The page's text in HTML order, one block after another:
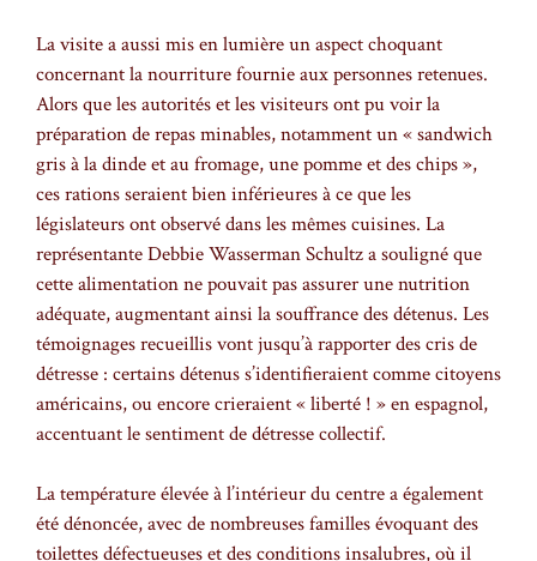
La visite a aussi mis en lumière un aspect choquant
concernant la nourriture fournie aux personnes retenues.
Alors que les autorités et les visiteurs ont pu voir la
préparation de repas minables, notamment un « sandwich
gris à la dinde et au fromage, une pomme et des chips »,
ces rations seraient bien inférieures à ce que les
législateurs ont observé dans les mêmes cuisines. La
représentante Debbie Wasserman Schultz a souligné que
cette alimentation ne pouvait pas assurer une nutrition
adéquate, augmentant ainsi la souffrance des détenus. Les
témoignages recueillis vont jusqu’à rapporter des cris de
détresse : certains détenus s’identifieraient comme citoyens
américains, ou encore crieraient « liberté ! » en espagnol,
accentuant le sentiment de détresse collectif.
La température élevée à l’intérieur du centre a également
été dénoncée, avec de nombreuses familles évoquant des
toilettes défectueuses et des conditions insalubres, où il